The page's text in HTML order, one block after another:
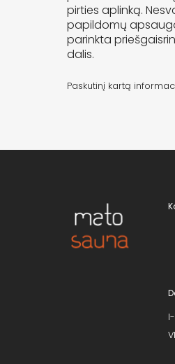
pirties aplinką.
papildomų
parinkta
dalis.
Paskutinį kartą